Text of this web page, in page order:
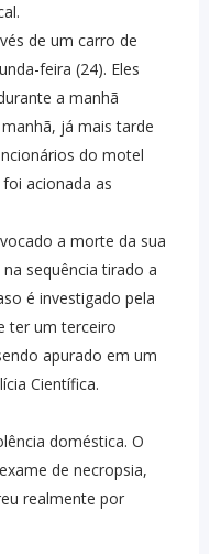
de um carro de
feira (24). Eles
a manhã
já mais tarde
do motel
acionada as
a morte da sua
sequência tirado a
é investigado pela
ter um terceiro
apurado em um
Científica.
doméstica. O
de necropsia,
realmente por